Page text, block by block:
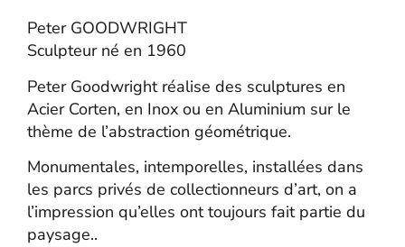
Peter GOODWRIGHT
Sculpteur né en 1960
Peter Goodwright réalise des sculptures en
Acier Corten, en Inox ou en Aluminium sur le
thème de l’abstraction géométrique.
Monumentales, intemporelles, installées dans
les parcs privés de collectionneurs d’art, on a
l’impression qu’elles ont toujours fait partie du
paysage..